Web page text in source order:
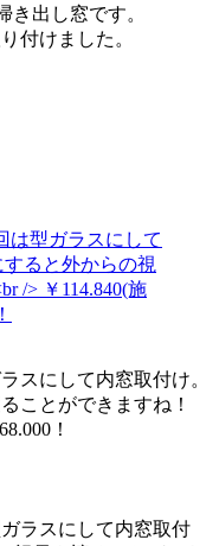
き出し窓です。
付けました。
スにして内窓取付け。
ことができますね！
！